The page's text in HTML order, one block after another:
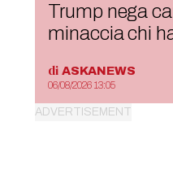
Trump nega
minaccia chi
di ASKANEWS
06/08/2026 13:05